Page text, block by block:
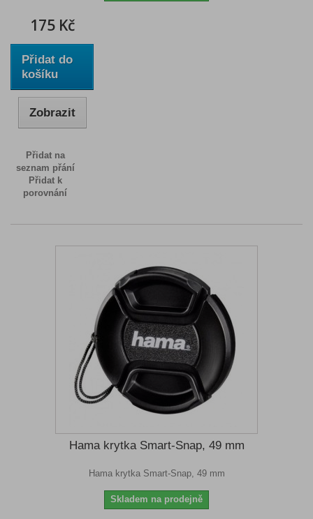
175 Kč
Přidat do
košíku
Zobrazit
Přidat na
seznam přání
Přidat k
porovnání
Hama krytka Smart-Snap, 49 mm
Hama krytka Smart-Snap, 49 mm
Skladem na prodejně